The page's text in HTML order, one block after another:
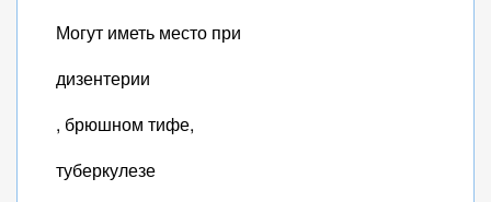
Могут иметь место при
дизентерии
, брюшном тифе,
туберкулезе